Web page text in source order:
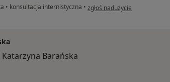
• konsultacja internistyczna • w opinii użytkownika Ania
zgłoś nadużycie
Barańska